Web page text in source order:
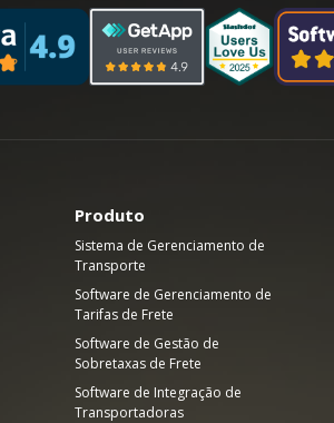
Produto
Sistema de Gerenciamento de
Transporte
Software de Gerenciamento de
Tarifas de Frete
Software de Gestão de
Sobretaxas de Frete
Software de Integração de
Transportadoras